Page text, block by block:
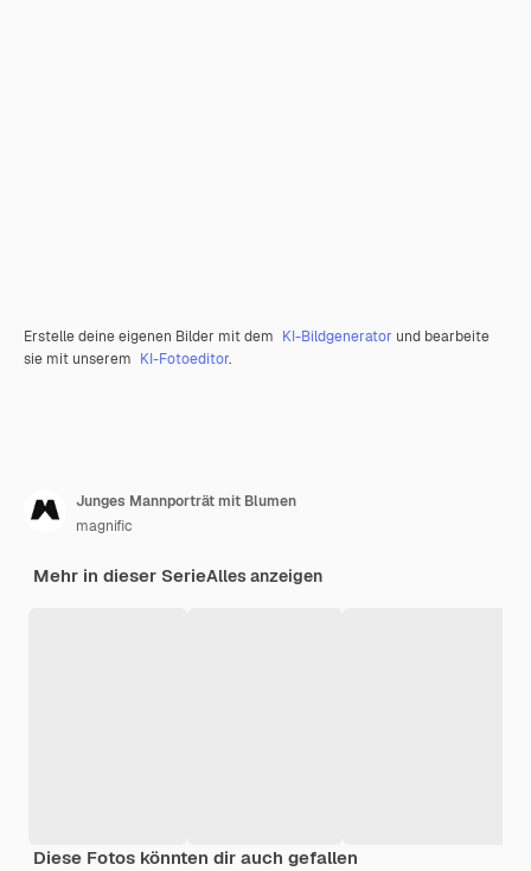
Erstelle deine eigenen Bilder mit dem KI-Bildgenerator und bearbeite
sie mit unserem KI-Fotoeditor.
Junges Mannporträt mit Blumen
magnific
Mehr in dieser SerieAlles anzeigen
Diese Fotos könnten dir auch gefallen